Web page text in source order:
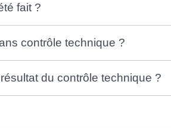
fait ?
contrôle technique ?
du contrôle technique ?